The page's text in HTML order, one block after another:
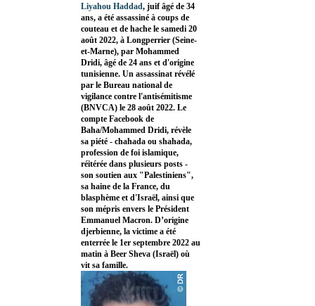
Liyahou Haddad, juif âgé de 34
ans, a été assassiné à coups de
couteau et de hache le samedi 20
août 2022, à Longperrier (Seine-
et-Marne), par Mohammed
Dridi, âgé de 24 ans et d'origine
tunisienne. Un assassinat révélé
par le Bureau national de
vigilance contre l'antisémitisme
(BNVCA) le 28 août 2022. Le
compte Facebook de
Baha/Mohammed Dridi, révèle
sa piété - chahada ou shahada,
profession de foi islamique,
réitérée dans plusieurs posts -
son soutien aux "Palestiniens",
sa haine de la France, du
blasphème et d'Israël, ainsi que
son mépris envers le Président
Emmanuel Macron. D’origine
djerbienne, la victime a été
enterrée le 1er septembre 2022 au
matin à Beer Sheva (Israël) où
vit sa famille.